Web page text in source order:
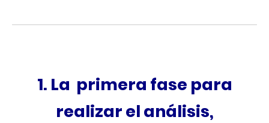
1. La primera fase para
realizar el análisis,